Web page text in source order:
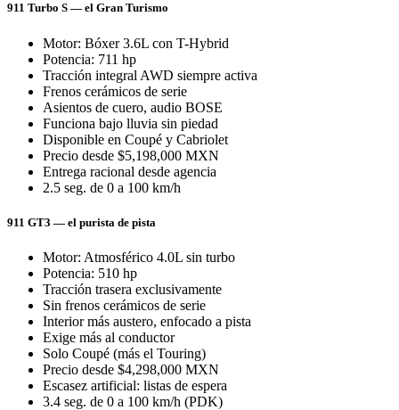
911 Turbo S — el Gran Turismo
Motor: Bóxer 3.6L con T-Hybrid
Potencia: 711 hp
Tracción integral AWD siempre activa
Frenos cerámicos de serie
Asientos de cuero, audio BOSE
Funciona bajo lluvia sin piedad
Disponible en Coupé y Cabriolet
Precio desde $5,198,000 MXN
Entrega racional desde agencia
2.5 seg. de 0 a 100 km/h
911 GT3 — el purista de pista
Motor: Atmosférico 4.0L sin turbo
Potencia: 510 hp
Tracción trasera exclusivamente
Sin frenos cerámicos de serie
Interior más austero, enfocado a pista
Exige más al conductor
Solo Coupé (más el Touring)
Precio desde $4,298,000 MXN
Escasez artificial: listas de espera
3.4 seg. de 0 a 100 km/h (PDK)